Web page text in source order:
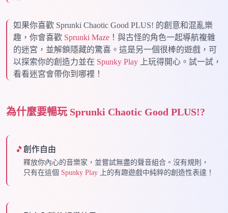
如果你喜歡 Sprunki Chaotic Good PLUS! 的創意和混亂樂
趣，你會喜歡 Sprunki Maze ！與古怪的角色一起導航複雜
的迷宮，並解鎖隱藏的驚喜。這是另一個很棒的遊戲，可
以探索你的創造力並在 Spunky Play 上玩得開心。試一試，
看看迷宮會帶你到哪裡！
為什麼要暢玩 Sprunki Chaotic Good PLUS!?
🎵 創作自由
釋放你內心的音樂家，並嘗試無盡的聲音組合。沒有規則，
只有在這個 Spunky Play 上的有趣遊戲中純粹的創造性表達！